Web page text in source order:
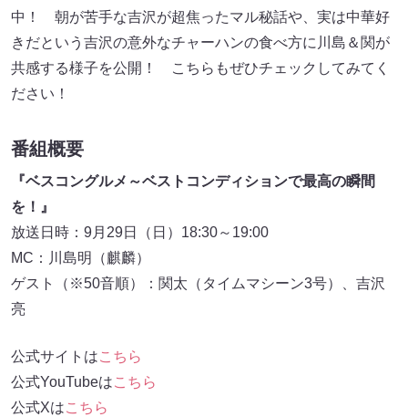
中！ 朝が苦手な吉沢が超焦ったマル秘話や、実は中華好
きだという吉沢の意外なチャーハンの食べ方に川島＆関が
共感する様子を公開！ こちらもぜひチェックしてみてく
ださい！
番組概要
『ベスコングルメ～ベストコンディションで最高の瞬間
を！』
放送日時：9月29日（日）18:30～19:00
MC：川島明（麒麟）
ゲスト（※50音順）：関太（タイムマシーン3号）、吉沢
亮
公式サイトはこちら
公式YouTubeはこちら
公式Xはこちら